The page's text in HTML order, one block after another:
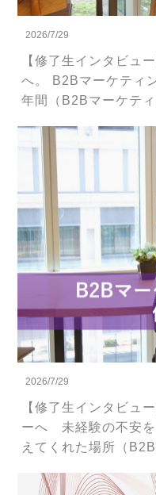
2026/7/29
【修了生インタビュ
へ。 B2Bマーケティ
年間（B2Bマーケティ
2026/7/29
【修了生インタビュ
ーへ 未経験の不安を
えてくれた場所（